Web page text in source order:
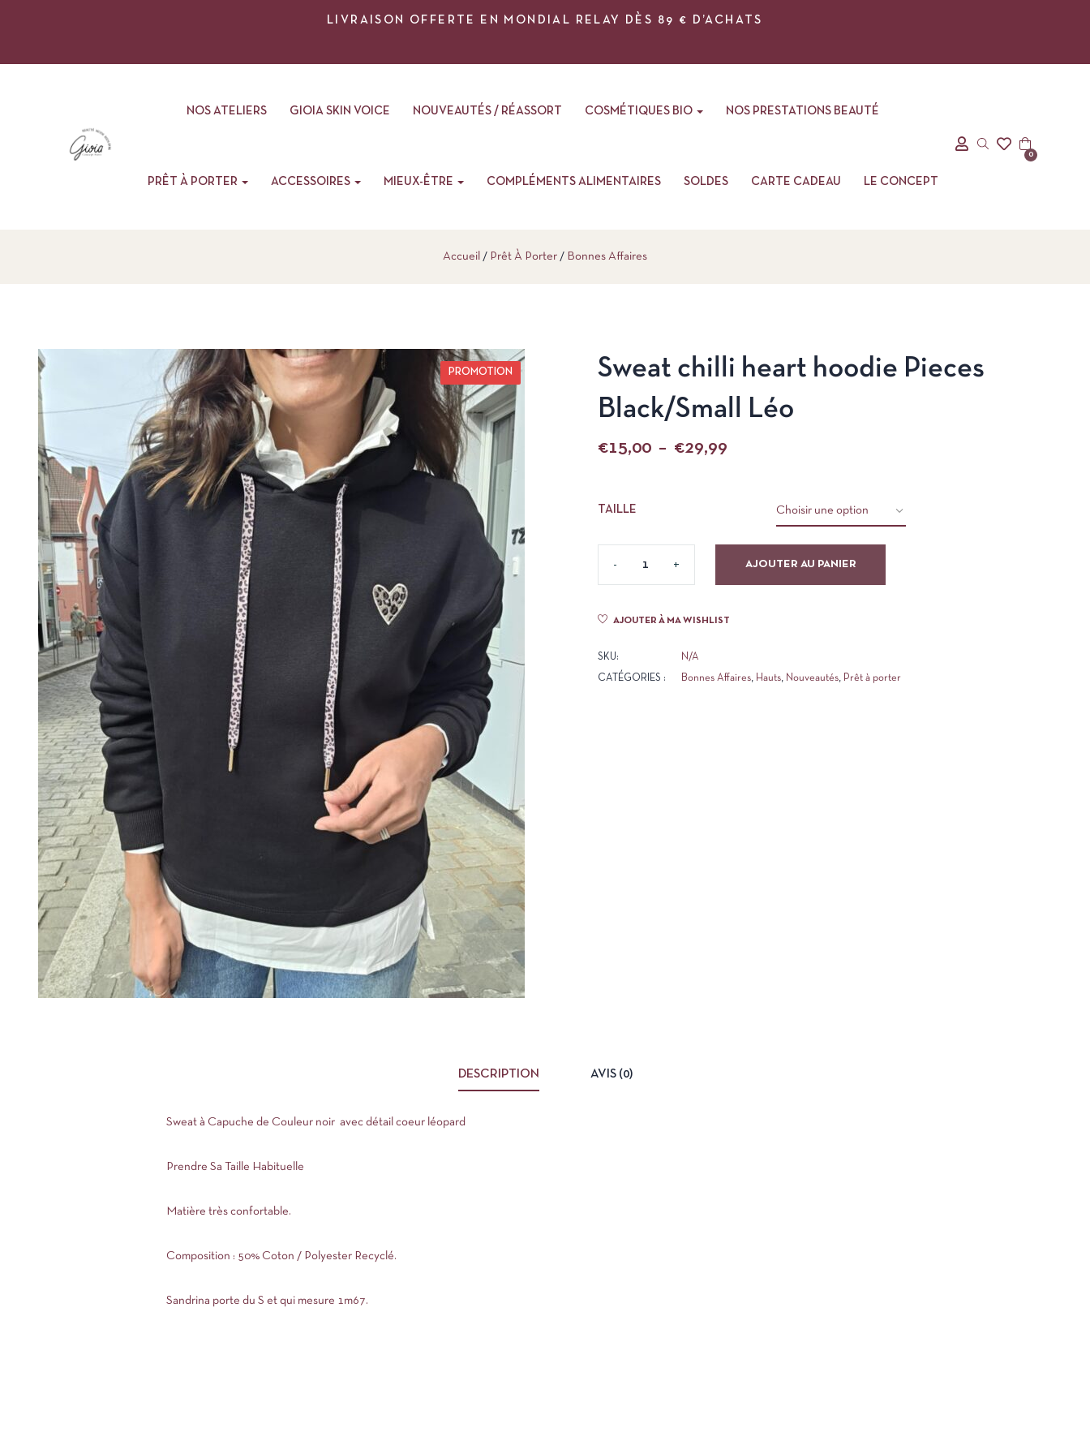
LIVRAISON OFFERTE EN MONDIAL RELAY DÈS 89 € D’ACHATS
NOS ATELIERS GIOIA SKIN VOICE NOUVEAUTÉS / RÉASSORT COSMÉTIQUES BIO NOS PRESTATIONS BEAUTÉ
PRÊT À PORTER ACCESSOIRES MIEUX-ÊTRE COMPLÉMENTS ALIMENTAIRES SOLDES CARTE CADEAU LE CONCEPT
0
Accueil Prêt À Porter Bonnes Affaires
PROMOTION
Sweat chilli heart hoodie Pieces
Black/Small Léo
€15,00 – €29,99
TAILLE
AJOUTER AU PANIER
AJOUTER À MA WISHLIST
SKU: N/A
CATÉGORIES : Bonnes Affaires, Hauts, Nouveautés, Prêt à porter
DESCRIPTION AVIS (0)
Sweat à Capuche de Couleur noir avec détail coeur léopard
Prendre Sa Taille Habituelle
Matière très confortable.
Composition : 50% Coton / Polyester Recyclé.
Sandrina porte du S et qui mesure 1m67.